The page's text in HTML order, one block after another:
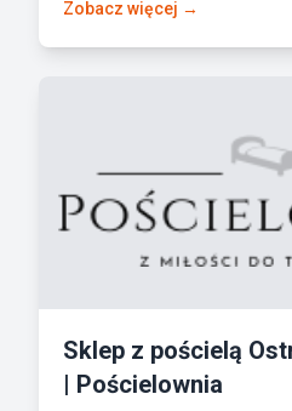
Zobacz więcej →
Sklep z pościelą
| Pościelownia